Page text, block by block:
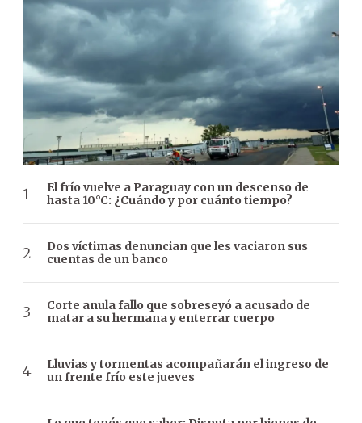
El frío vuelve a Paraguay con un descenso de
hasta 10°C: ¿Cuándo y por cuánto tiempo?
Dos víctimas denuncian que les vaciaron sus
cuentas de un banco
Corte anula fallo que sobreseyó a acusado de
matar a su hermana y enterrar cuerpo
Lluvias y tormentas acompañarán el ingreso de
un frente frío este jueves